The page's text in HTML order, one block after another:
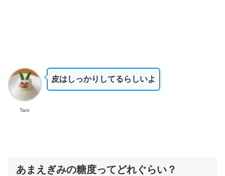
Taro
皮はしっかりしてるらしいよ
あまえぎみの糖度ってどれぐらい？